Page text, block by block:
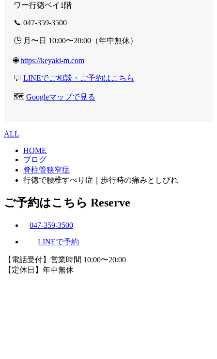
ワー行徳ベイ1階
📞 047-359-3500
🕒 月〜日 10:00〜20:00（年中無休）
🌐https://keyaki-m.com
💬 LINEでご相談・ご予約はこちら
🗺️ Googleマップで見る
ALL
HOME
ブログ
脊柱管狭窄症
行徳で腰椎すべり症｜歩行時の痛みとしびれ
ご予約はこちら Reserve
047-359-3500
LINEで予約
【電話受付】営業時間 10:00〜20:00
【定休日】年中無休